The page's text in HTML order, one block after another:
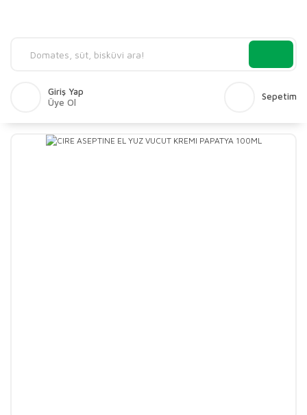
Giriş Yap
Üye Ol
Sepetim